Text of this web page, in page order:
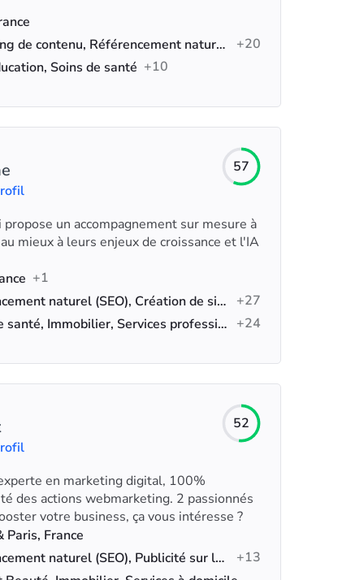
Marketing de contenu, Référencement naturel (SEO), Référencement technique
+20
Soins de santé +10
57
propose un accompagnement sur mesure à
mieux à leurs enjeux de croissance et l'IA
+1
Référencement naturel (SEO), Création de sites web, SEO IA
+27
Soins de santé, Immobilier, Services professionnels +24
52
en marketing digital, 100%
des actions webmarketing. 2 passionnés
votre business, ça vous intéresse ?
Paris, France
Référencement naturel (SEO), Publicité sur les réseaux sociaux, Analyse des données
+13